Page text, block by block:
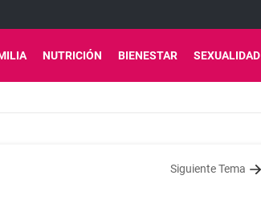
NUTRICIÓN BIENESTAR SEXUALIDAD
Siguiente Tema